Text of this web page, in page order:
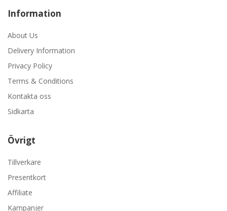
Information
About Us
Delivery Information
Privacy Policy
Terms & Conditions
Kontakta oss
Sidkarta
Övrigt
Tillverkare
Presentkort
Affiliate
Kampanjer